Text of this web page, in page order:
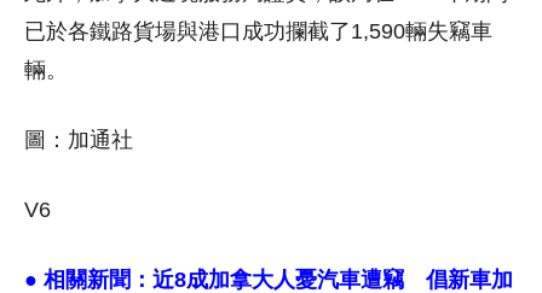
已於各鐵路貨場與港口成功攔截了1,590輛失竊車
輛。
圖：加通社
V6
● 相關新聞： 近8成加拿大人憂汽車遭竊 倡新車加